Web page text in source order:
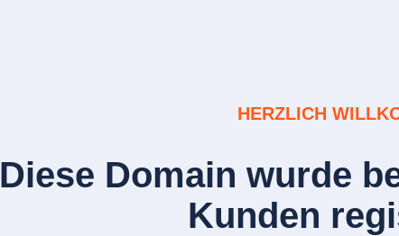
HERZLICH
Diese Domain wurde
Kunden